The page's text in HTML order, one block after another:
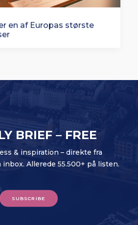
en af Europas største
BRIEF – FREE
& inspiration – direkte fra
Allerede 55.500+ på listen.
SUBSCRIBE